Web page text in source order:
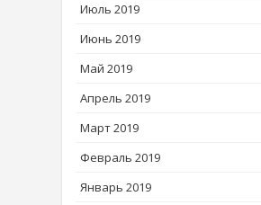
Июль 2019
Июнь 2019
Май 2019
Апрель 2019
Март 2019
Февраль 2019
Январь 2019